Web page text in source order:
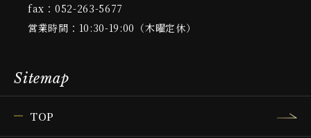
fax：052-263-5677
営業時間：10:30-19:00（木曜定休）
Sitemap
TOP